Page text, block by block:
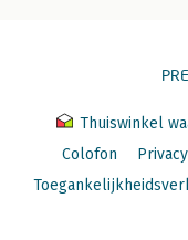
Thuiswinkel
Colofon
Privacy